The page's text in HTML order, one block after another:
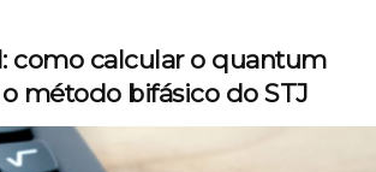
como calcular o quantum
método bifásico do STJ